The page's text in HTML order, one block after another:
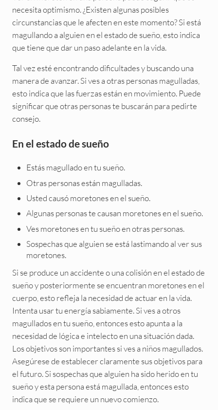
necesita optimismo. ¿Existen algunas posibles
circunstancias que le afecten en este momento? Si está
magullando a alguien en el estado de sueño, esto indica
que tiene que dar un paso adelante en la vida.
Tal vez esté encontrando dificultades y buscando una
manera de avanzar. Si ves a otras personas magulladas,
esto indica que las fuerzas están en movimiento. Puede
significar que otras personas te buscarán para pedirte
consejo.
En el estado de sueño
Estás magullado en tu sueño.
Otras personas están magulladas.
Usted causó moretones en el sueño.
Algunas personas te causan moretones en el sueño.
Ves moretones en tu sueño en otras personas.
Sospechas que alguien se está lastimando al ver sus
moretones.
Si se produce un accidente o una colisión en el estado de
sueño y posteriormente se encuentran moretones en el
cuerpo, esto refleja la necesidad de actuar en la vida.
Intenta usar tu energía sabiamente. Si ves a otros
magullados en tu sueño, entonces esto apunta a la
necesidad de lógica e intelecto en una situación dada.
Los objetivos son importantes si ves a niños magullados.
Asegúrese de establecer claramente sus objetivos para
el futuro. Si sospechas que alguien ha sido herido en tu
sueño y esta persona está magullada, entonces esto
indica que se requiere un nuevo comienzo.